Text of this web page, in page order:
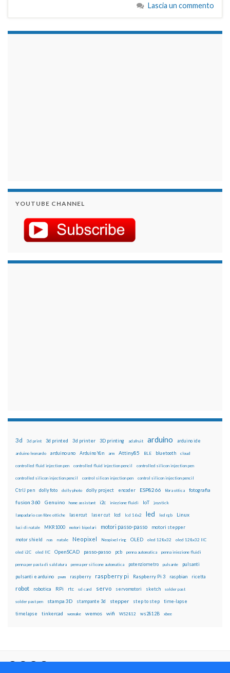
Lascia un commento
YOUTUBE CHANNEL
3d 3d print 3d printed 3d printer 3D printing adafruit arduino arduino ide
arduino leonardo arduino uno Arduino Yún arm Attiny85 BLE bluetooth cloud
controlled fluid injection pen controlled fluid injection pencil controlled silicon injection pen
controlled silicon injection pencil control silicon injection pen control silicon injection pencil
CtrlJ pen dolly foto dolly photo dolly project encoder ESP8266 fibra ottica fotografia
fusion 360 Genuino home assistant i2c iniezione fluidi IoT joystick
lampadario con fibre ottiche lasercut laser cut lcd lcd 16x2 led led rgb Linux
luci di natale MKR1000 motori bipolari motori passo-passo motori stepper
motor shield nas natale Neopixel Neopixel ring OLED oled 128x32 oled 128x32 IIC
oled i2C oled IIC OpenSCAD passo-passo pcb penna automatica penna iniezione fluidi
penna per pasta di saldatura penna per silicone automatica potenziometro pulsante pulsanti
pulsanti e arduino pwm raspberry raspberry pi Raspberry Pi 3 raspbian ricetta
robot robotica RPi rtc sd card servo servomotori sketch solder past
solder past pen stampa 3D stampante 3d stepper step to step time-lapse
timelapse tinkercad wemake wemos wifi WS2812 ws2812B xbee